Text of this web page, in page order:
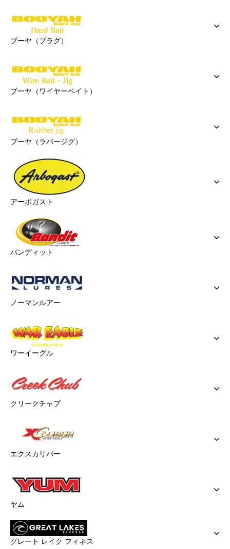
ブーヤ（プラグ）
ブーヤ（ワイヤーベイト）
ブーヤ（ラバージグ）
アーボガスト
バンディット
ノーマンルアー
ワーイーグル
クリークチャブ
エクスカリバー
ヤム
グレート レイク フィネス